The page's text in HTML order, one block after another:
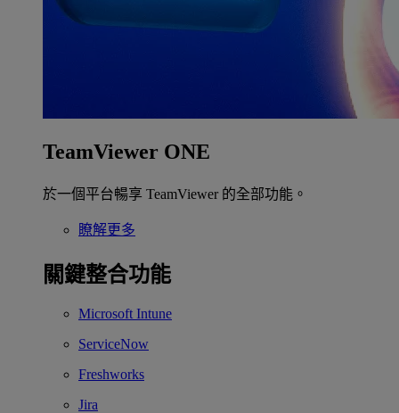
TeamViewer ONE
於一個平台暢享 TeamViewer 的全部功能。
瞭解更多
關鍵整合功能
Microsoft Intune
ServiceNow
Freshworks
Jira